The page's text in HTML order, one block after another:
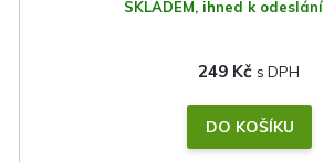
SKLADEM, ihned k odeslání
249 Kč
DO KOŠÍKU